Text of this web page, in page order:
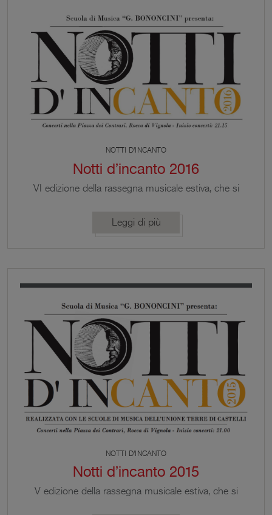
NOTTI D'INCANTO
Notti d’incanto 2016
VI edizione della rassegna musicale estiva, che si
suggestiva Rocca di Vignola. Venerdì 1 luglio 2016
– 21:15 Esemble concerto ‘900 in Cafè Chantant
2 luglio 2016 – 21:15 Quartetto […]
Leggi di più
NOTTI D'INCANTO
Notti d’incanto 2015
V edizione della rassegna musicale estiva, che si